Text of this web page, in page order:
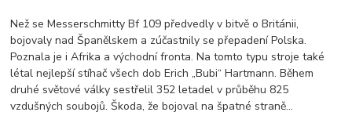
Než se Messerschmitty Bf 109 předvedly v bitvě o Británii,
bojovaly nad Španělskem a zúčastnily se přepadení Polska.
Poznala je i Afrika a východní fronta. Na tomto typu stroje také
létal nejlepší stíhač všech dob Erich „Bubi“ Hartmann. Během
druhé světové války sestřelil 352 letadel v průběhu 825
vzdušných soubojů. Škoda, že bojoval na špatné straně…